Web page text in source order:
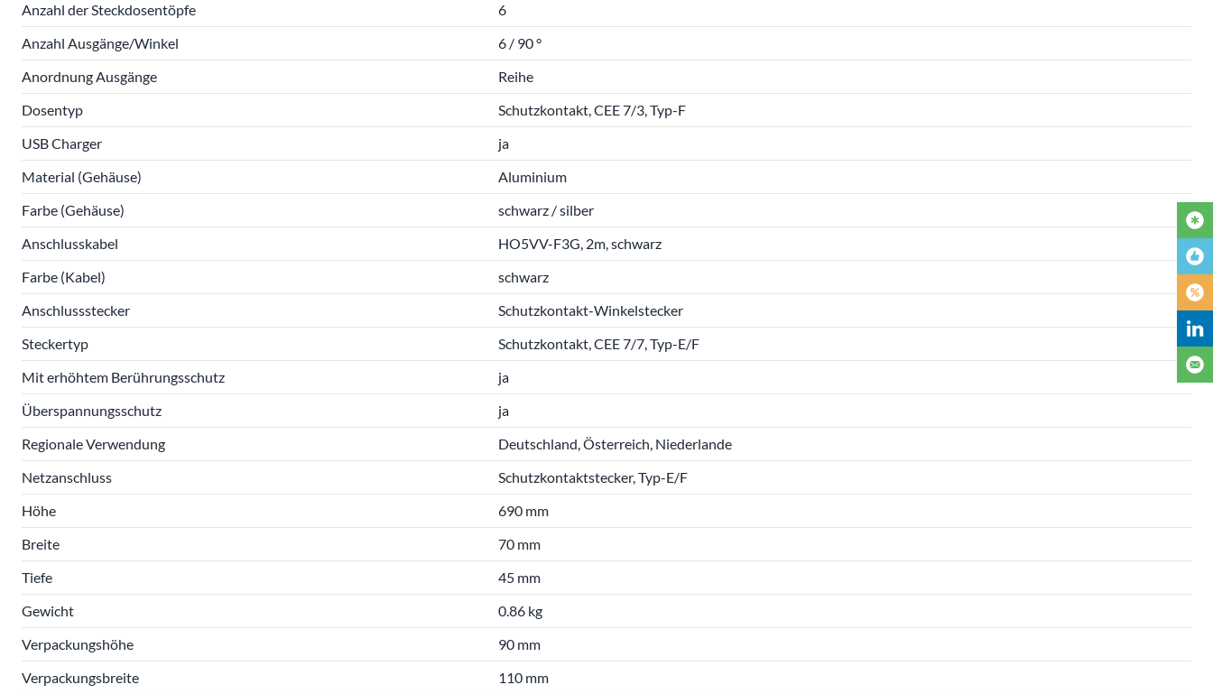
Anzahl der Steckdosentöpfe
6
Anzahl Ausgänge/Winkel
6 / 90 °
Anordnung Ausgänge
Reihe
Dosentyp
Schutzkontakt, CEE 7/3, Typ-F
USB Charger
ja
Material (Gehäuse)
Aluminium
Farbe (Gehäuse)
schwarz / silber
Anschlusskabel
HO5VV-F3G, 2m, schwarz
Farbe (Kabel)
schwarz
Anschlussstecker
Schutzkontakt-Winkelstecker
Steckertyp
Schutzkontakt, CEE 7/7, Typ-E/F
Mit erhöhtem Berührungsschutz
ja
Überspannungsschutz
ja
Regionale Verwendung
Deutschland, Österreich, Niederlande
Netzanschluss
Schutzkontaktstecker, Typ-E/F
Höhe
690 mm
Breite
70 mm
Tiefe
45 mm
Gewicht
0.86 kg
Verpackungshöhe
90 mm
Verpackungsbreite
110 mm